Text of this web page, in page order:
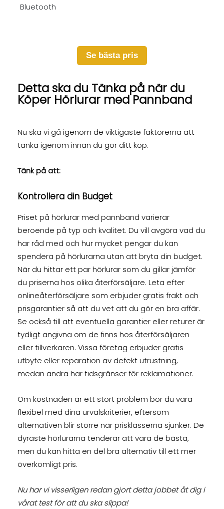
Bluetooth
Se bästa pris
Detta ska du Tänka på när du
Köper Hörlurar med Pannband
Nu ska vi gå igenom de viktigaste faktorerna att
tänka igenom innan du gör ditt köp.
Tänk på att:
Kontrollera din Budget
Priset på hörlurar med pannband varierar
beroende på typ och kvalitet. Du vill avgöra vad du
har råd med och hur mycket pengar du kan
spendera på hörlurarna utan att bryta din budget.
När du hittar ett par hörlurar som du gillar jämför
du priserna hos olika återförsäljare. Leta efter
onlineåterförsäljare som erbjuder gratis frakt och
prisgarantier så att du vet att du gör en bra affär.
Se också till att eventuella garantier eller returer är
tydligt angivna om de finns hos återförsäljaren
eller tillverkaren. Vissa företag erbjuder gratis
utbyte eller reparation av defekt utrustning,
medan andra har tidsgränser för reklamationer.
Om kostnaden är ett stort problem bör du vara
flexibel med dina urvalskriterier, eftersom
alternativen blir större när prisklasserna sjunker. De
dyraste hörlurarna tenderar att vara de bästa,
men du kan hitta en del bra alternativ till ett mer
överkomligt pris.
Nu har vi visserligen redan gjort detta jobbet åt dig i
vårat test för att du ska slippa!